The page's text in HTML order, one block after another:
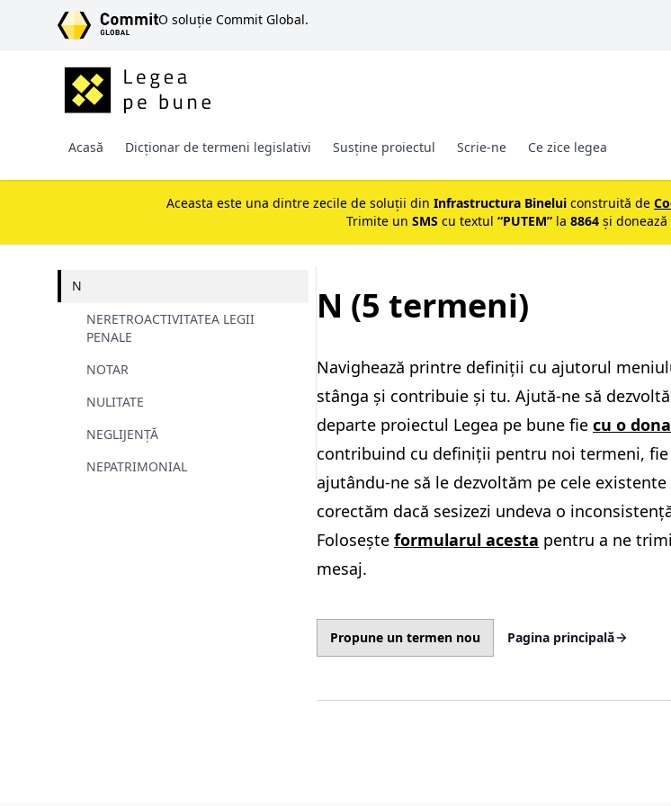
SARI LA CONȚINUT
O soluție Commit Global.
Acasă Dicționar de termeni legislativi Susține proiectul Scrie-ne Ce zice legea
Aceasta este una dintre zecile de soluții din Infrastructura Binelui construită de
Trimite un SMS cu textul “PUTEM” la 8864 și
N
NERETROACTIVITATEA LEGII
PENALE
NOTAR
NULITATE
NEGLIJENȚĂ
NEPATRIMONIAL
N (5 termeni)
Navighează printre definiții cu ajutorul
stânga și contribuie și tu. Ajută-ne să
departe proiectul Legea pe bune fie cu o
contribuind cu definiții pentru noi termeni, fie
ajutându-ne să le dezvoltăm pe cele existente
corectăm dacă sesizezi undeva o
Folosește formularul acesta pentru a ne
mesaj.
Propune un termen nou Pagina principală